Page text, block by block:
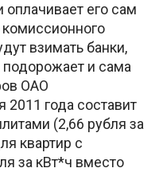
оплачивает его сам
взимать банки,
подорожает и сама
ОАО
2011 года составит
(2,66 рубля за
квартир с
за кВт*ч вместо